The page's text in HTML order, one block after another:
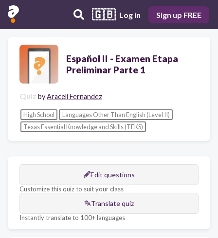
🇬🇧 Log in Sign up FREE
Español II - Examen Etapa
Preliminar Parte 1
Quiz byAraceli Fernandez
High School
Languages Other Than English (Level II)
Texas Essential Knowledge and Skills (TEKS)
Edit questions
Customize this quiz to suit your class
Translate quiz
Instantly translate to 100+ languages